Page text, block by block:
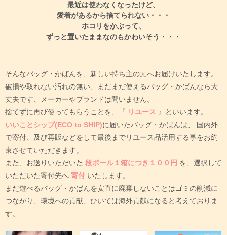
最近は使わなくなったけど、
愛着があるから捨てられない・・・
ホコリをかぶって、
ずっと置いたままなのもかわいそう・・・
そんなバッグ・かばんを、新しい持ち主の元へお届けいたします。
破損や取れない汚れの無い、まだまだ使えるバッグ・かばんなら大
丈夫です、メーカーやブランドは問いません。
捨てずに再び使ってもらうことを、『 リユース 』といいます。
いいことシップ(ECO to SHIP)に届いたバッグ・かばんは、
国内外
で寄付、及び再販などをして最後までリユース品活用する事をお約
束させていただきます。
また、お送りいただいた 段ボール１箱につき１００円 を、選択して
いただいた寄付先へ 寄付 いたします。
まだ遊べるバッグ・かばんを安直に廃棄しないことはゴミの削減に
つながり、環境への貢献、ひいては海外貢献になると考えておりま
す。